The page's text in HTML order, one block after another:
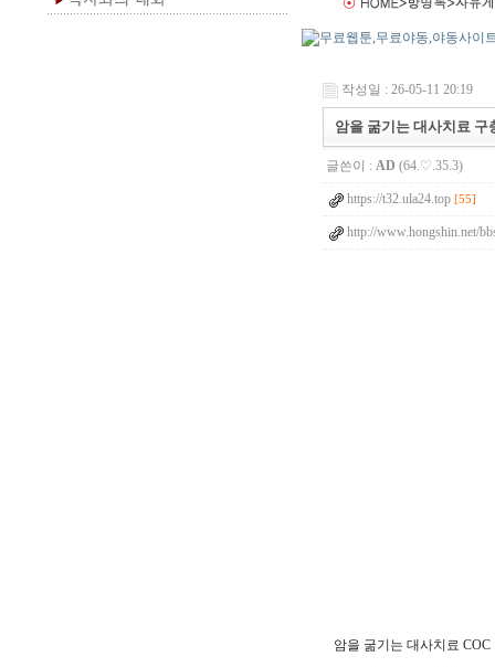
작성일 : 26-05-11 20:19
암을 굶기는 대사치료 구
글쓴이 : AD (64.♡.35.3)
https://t32.ula24.top [55]
http://www.hongshin.net/
암을 굶기는 대사치료